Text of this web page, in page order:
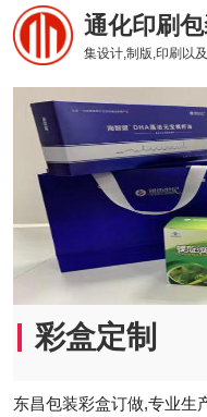
通化印刷
彩盒定制
东昌包装彩盒订做,专业生